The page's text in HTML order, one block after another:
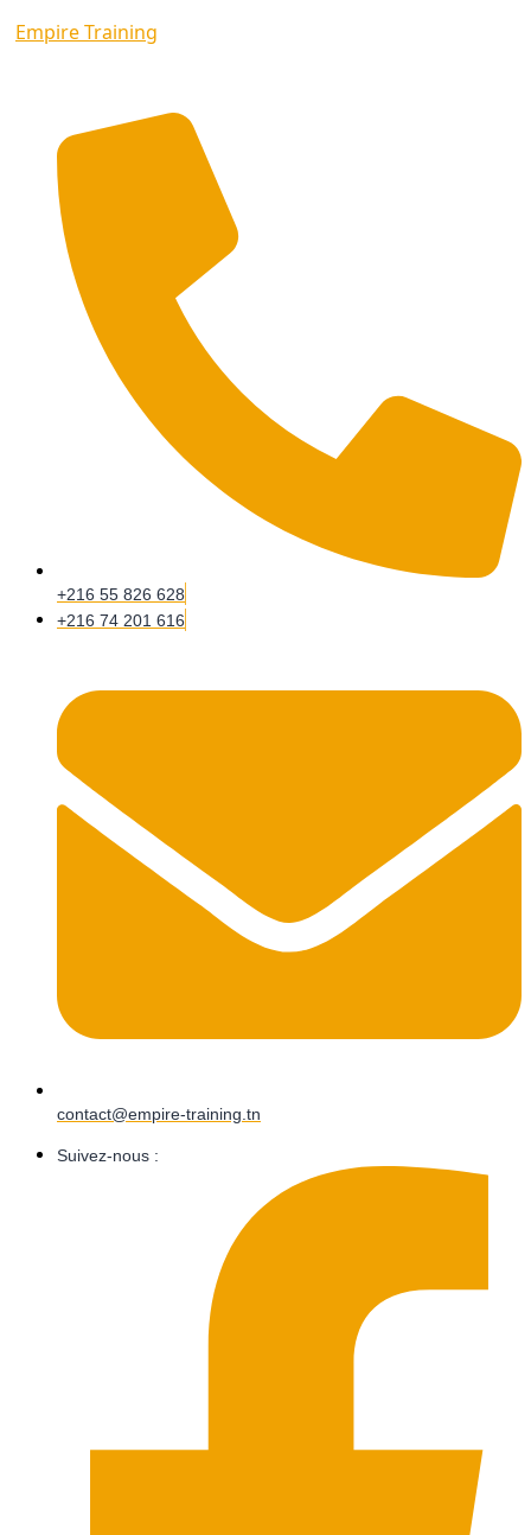
Empire Training
+216 55 826 628
+216 74 201 616
contact@empire-training.tn
Suivez-nous :